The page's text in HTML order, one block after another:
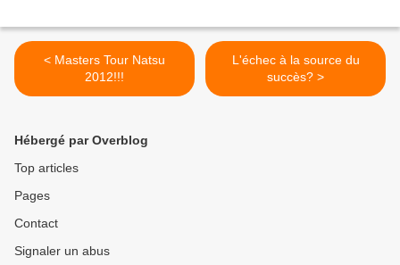
< Masters Tour Natsu
2012!!!
L'échec à la source du
succès? >
Hébergé par Overblog
Top articles
Pages
Contact
Signaler un abus